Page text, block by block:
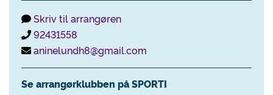
Skriv til arrangøren
92431558
aninelundh8@gmail.com
Se arrangørklubben på SPORTI